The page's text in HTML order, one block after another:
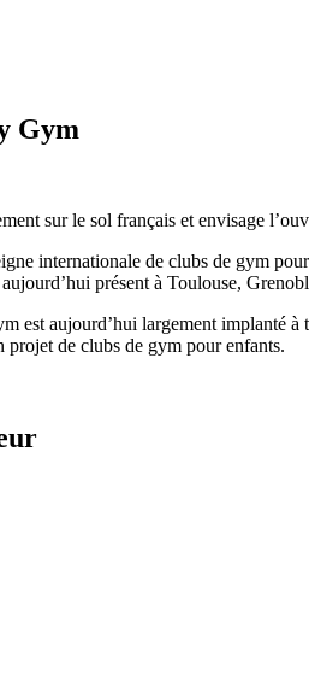
Gym
sur le sol français et envisage
internationale de clubs de gym
présent à Toulouse,
aujourd’hui largement implanté
projet de clubs de gym pour enfants.